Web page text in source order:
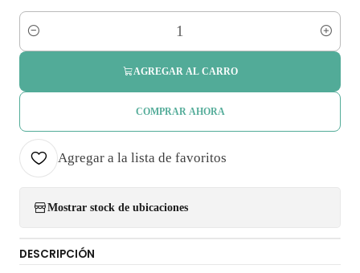
Cantidad
AGREGAR AL CARRO
COMPRAR AHORA
Agregar a la lista de favoritos
Mostrar stock de ubicaciones
DESCRIPCIÓN